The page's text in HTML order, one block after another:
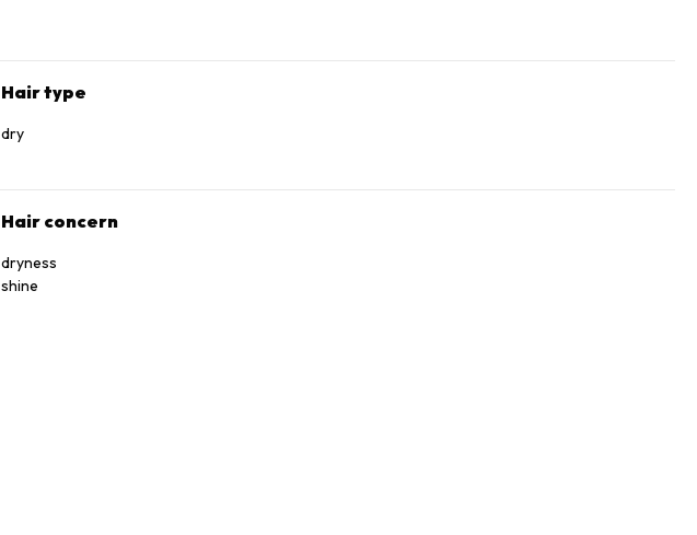
Hair type
dry
Hair concern
dryness
shine